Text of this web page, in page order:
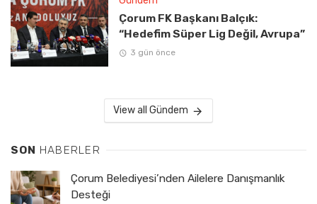
Çorum FK Başkanı Balçık:
“Hedefim Süper Lig Değil, Avrupa”
3 gün önce
View all Gündem
SON HABERLER
Çorum Belediyesi’nden Ailelere Danışmanlık
Desteği